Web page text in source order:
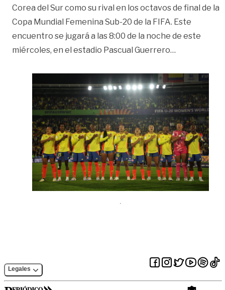
Corea del Sur como su rival en los octavos de final de la
Copa Mundial Femenina Sub-20 de la FIFA. Este
encuentro se jugará a las 8:00 de la noche de este
miércoles, en el estadio Pascual Guerrero…
Legales